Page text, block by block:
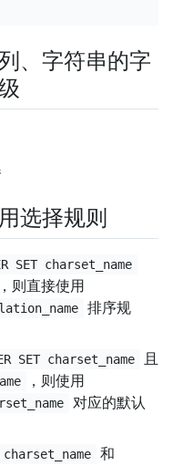
、字符串的字
选择规则
SET charset_name
，则直接使用
排序规
SET charset_name
且
，则使用
对应的默认
charset_name 和